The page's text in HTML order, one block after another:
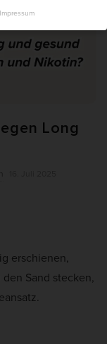
Long
erschienen,
Sand stecken,
Impressum
Cookies. Sie
geben oder sich
bestimmte
erforderlich.